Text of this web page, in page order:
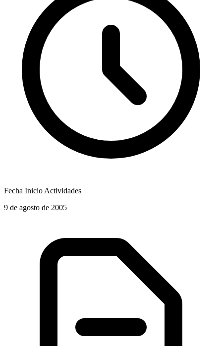
Fecha Inicio Actividades
9 de agosto de 2005